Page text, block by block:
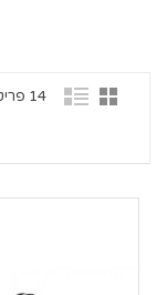
14 פריט(ים)